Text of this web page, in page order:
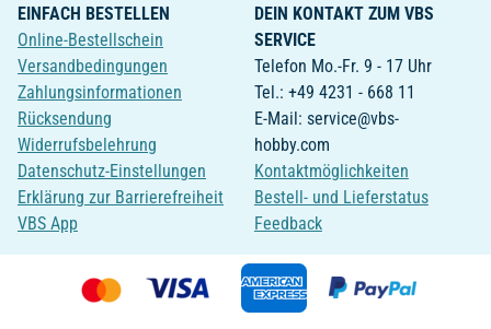
EINFACH BESTELLEN
Online-Bestellschein
Versandbedingungen
Zahlungsinformationen
Rücksendung
Widerrufsbelehrung
Datenschutz-Einstellungen
Erklärung zur Barrierefreiheit
VBS App
DEIN KONTAKT ZUM VBS
SERVICE
Telefon Mo.-Fr. 9 - 17 Uhr
Tel.: +49 4231 - 668 11
E-Mail: service@vbs-
hobby.com
Kontaktmöglichkeiten
Bestell- und Lieferstatus
Feedback